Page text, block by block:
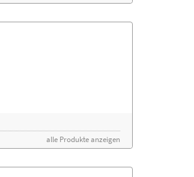
alle Produkte anzeigen